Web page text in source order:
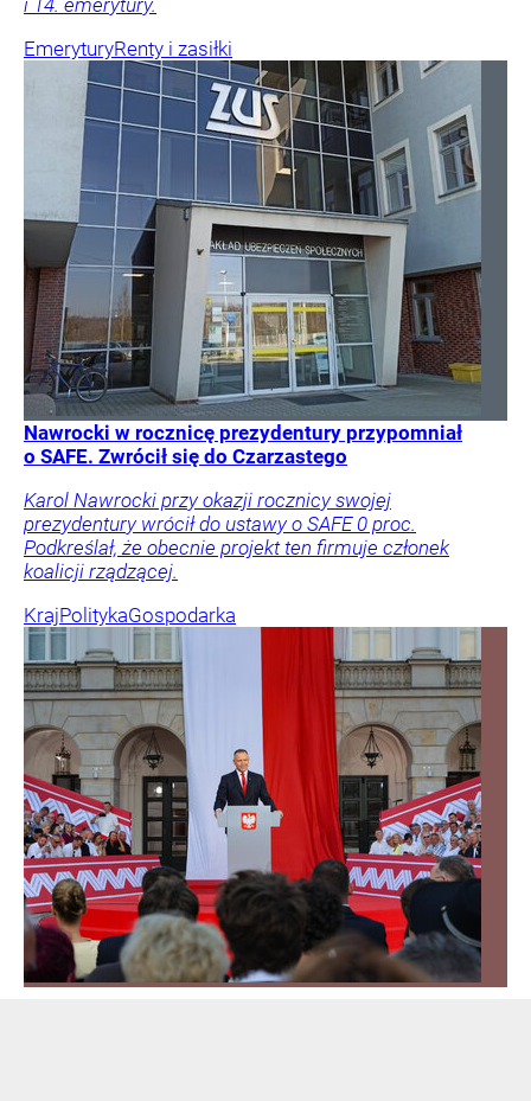
i 14. emerytury.
EmeryturyRenty i zasiłki
Nawrocki w rocznicę prezydentury przypomniał
o SAFE. Zwrócił się do Czarzastego
Karol Nawrocki przy okazji rocznicy swojej
prezydentury wrócił do ustawy o SAFE 0 proc.
Podkreślał, że obecnie projekt ten firmuje członek
koalicji rządzącej.
KrajPolitykaGospodarka